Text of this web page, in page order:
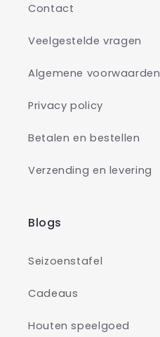
Contact
Veelgestelde vragen
Algemene voorwaarden
Privacy policy
Betalen en bestellen
Verzending en levering
Blogs
Seizoenstafel
Cadeaus
Houten speelgoed